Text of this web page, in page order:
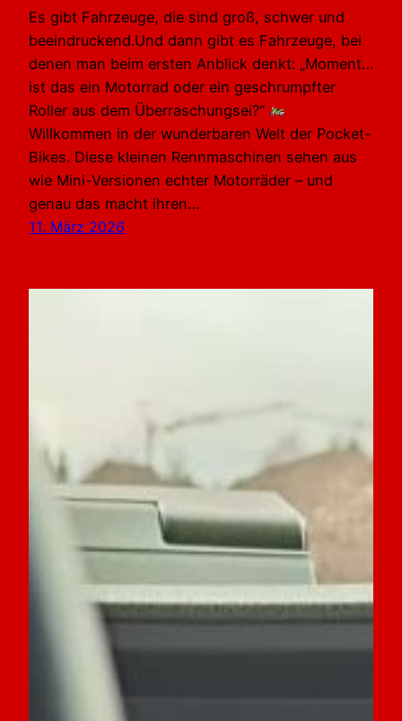
Es gibt Fahrzeuge, die sind groß, schwer und
beeindruckend.Und dann gibt es Fahrzeuge, bei
denen man beim ersten Anblick denkt: „Moment…
ist das ein Motorrad oder ein geschrumpfter
Roller aus dem Überraschungsei?“
Willkommen in der wunderbaren Welt der Pocket-
Bikes. Diese kleinen Rennmaschinen sehen aus
wie Mini-Versionen echter Motorräder – und
genau das macht ihren…
11. März 2026